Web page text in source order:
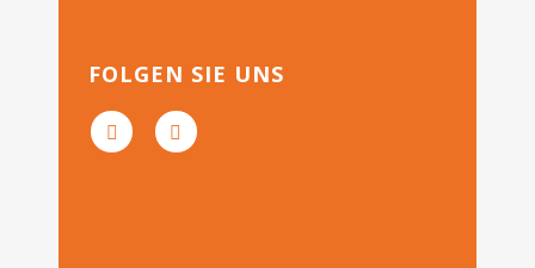
FOLGEN SIE UNS